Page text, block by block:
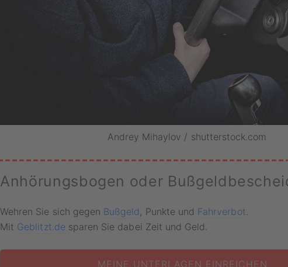
Andrey Mihaylov / shutterstock.com
Anhörungsbogen oder
Wehren Sie sich gegen Bußgeld , Punkte und Fahrverbot.
Mit Geblitzt.de sparen Sie dabei Zeit und Geld.
MEINE UNTERLAGEN EINREICHEN